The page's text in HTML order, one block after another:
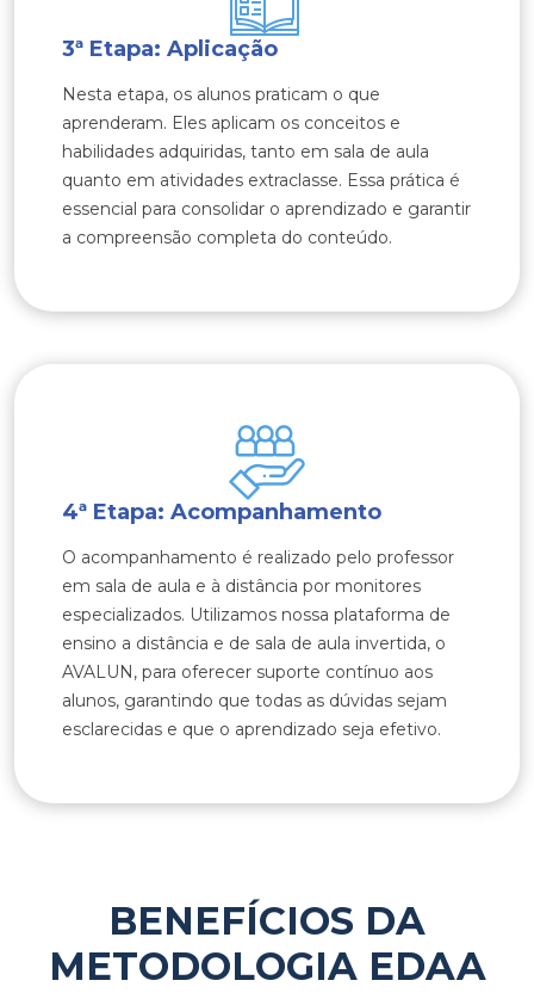
3ª Etapa: Aplicação
Nesta etapa, os alunos praticam o que
aprenderam. Eles aplicam os conceitos e
habilidades adquiridas, tanto em sala de aula
quanto em atividades extraclasse. Essa prática é
essencial para consolidar o aprendizado e garantir
a compreensão completa do conteúdo.
4ª Etapa: Acompanhamento
O acompanhamento é realizado pelo professor
em sala de aula e à distância por monitores
especializados. Utilizamos nossa plataforma de
ensino a distância e de sala de aula invertida, o
AVALUN, para oferecer suporte contínuo aos
alunos, garantindo que todas as dúvidas sejam
esclarecidas e que o aprendizado seja efetivo.
BENEFÍCIOS DA
METODOLOGIA EDAA